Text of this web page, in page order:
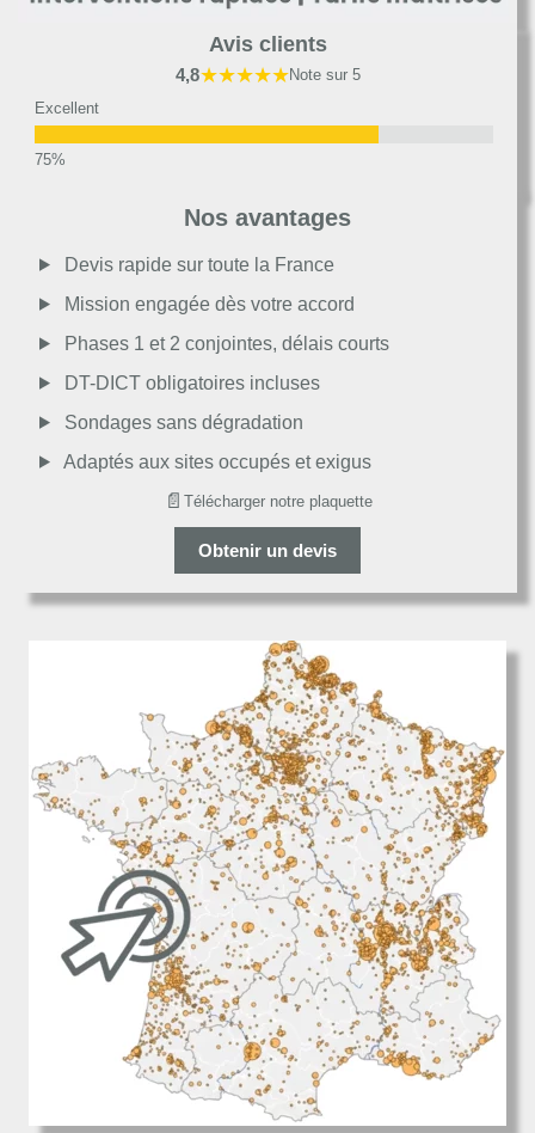
Avis clients
4,8★★★★★Note sur 5
Excellent
Moyen
Passable
Décevant
Nos avantages
Devis rapide sur toute la France
Mission engagée dès votre accord
Phases 1 et 2 conjointes, délais courts
DT-DICT obligatoires incluses
Sondages sans dégradation
Adaptés aux sites occupés et exigus
📄 Télécharger notre plaquette
Obtenir un devis